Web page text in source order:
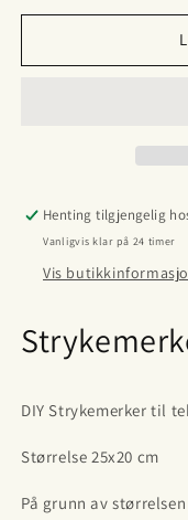
for
strykemerke
for
DTF
Henting tilgjengelig
Vanligvis klar på 24 timer
Vis
DIY Strykemerker til
Størrelse 25x20 cm
På grunn av